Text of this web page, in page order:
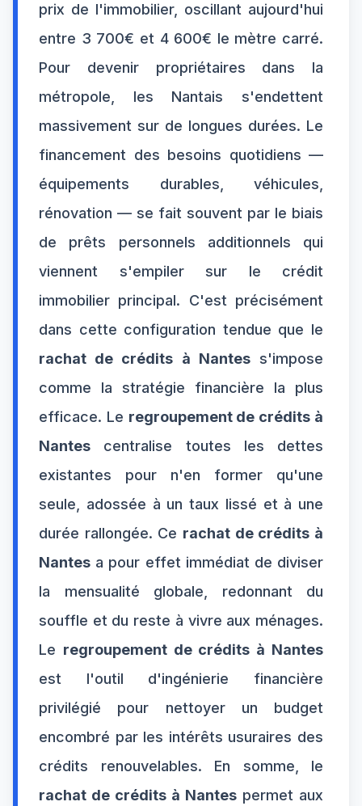
prix de l'immobilier, oscillant aujourd'hui
entre 3 700€ et 4 600€ le mètre carré.
Pour devenir propriétaires dans la
métropole, les Nantais s'endettent
massivement sur de longues durées. Le
financement des besoins quotidiens —
équipements durables, véhicules,
rénovation — se fait souvent par le biais
de prêts personnels additionnels qui
viennent s'empiler sur le crédit
immobilier principal. C'est précisément
dans cette configuration tendue que le
rachat de crédits à Nantess'impose
comme la stratégie financière la plus
efficace. Le regroupement de crédits à
Nantes centralise toutes les dettes
existantes pour n'en former qu'une
seule, adossée à un taux lissé et à une
durée rallongée. Ce rachat de crédits à
Nantes a pour effet immédiat de diviser
la mensualité globale, redonnant du
souffle et du reste à vivre aux ménages.
Le regroupement de crédits à Nantes
est l'outil d'ingénierie financière
privilégié pour nettoyer un budget
encombré par les intérêts usuraires des
crédits renouvelables. En somme, le
rachat de crédits à Nantes permet aux